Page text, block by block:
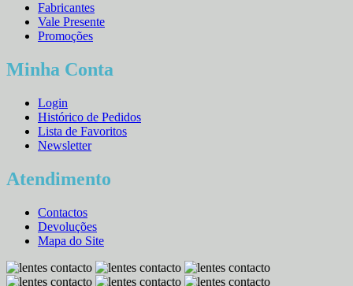
Fabricantes
Vale Presente
Promoções
Minha Conta
Login
Histórico de Pedidos
Lista de Favoritos
Newsletter
Atendimento
Contactos
Devoluções
Mapa do Site